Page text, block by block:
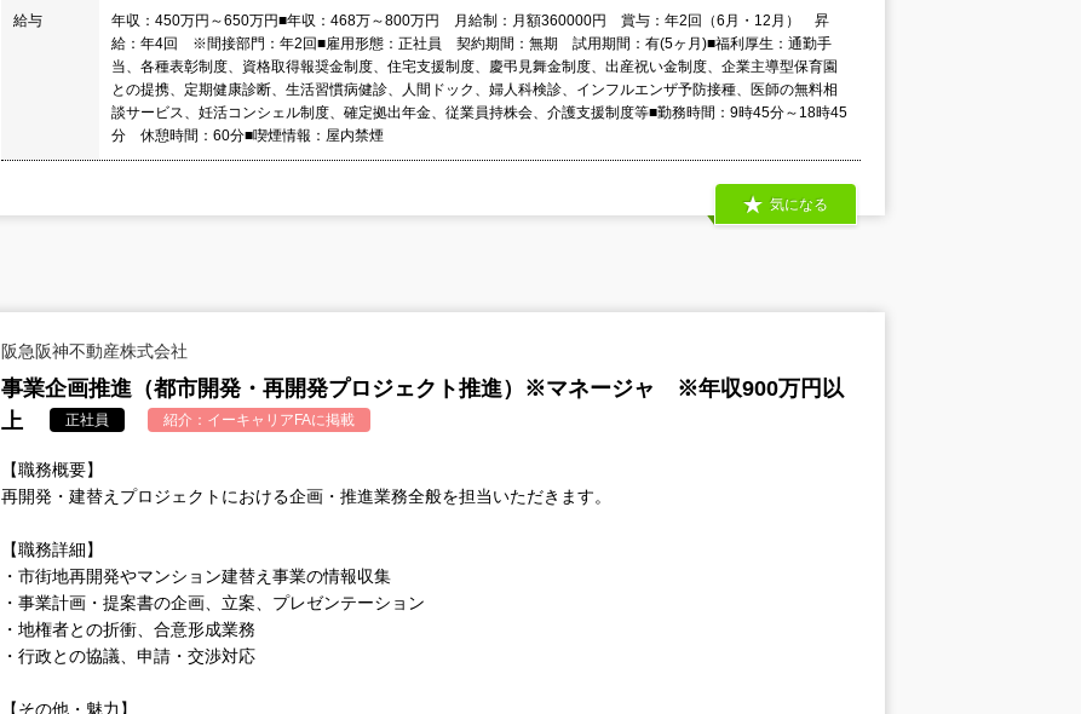
給与
年収：450万円～650万円■年収：468万～800万円 月給制：月額360000円 賞与：年2回（6月・12月） 昇
給：年4回 ※間接部門：年2回■雇用形態：正社員 契約期間：無期 試用期間：有(5ヶ月)■福利厚生：通勤手
当、各種表彰制度、資格取得報奨金制度、住宅支援制度、慶弔見舞金制度、出産祝い金制度、企業主導型保育園
との提携、定期健康診断、生活習慣病健診、人間ドック、婦人科検診、インフルエンザ予防接種、医師の無料相
談サービス、妊活コンシェル制度、確定拠出年金、従業員持株会、介護支援制度等■勤務時間：9時45分～18時45
分 休憩時間：60分■喫煙情報：屋内禁煙
気になる
阪急阪神不動産株式会社
事業企画推進（都市開発・再開発プロジェクト推進）※マネージャ ※年収900万円以
上
正社員 紹介： イーキャリアFAに掲載
【職務概要】
再開発・建替えプロジェクトにおける企画・推進業務全般を担当いただきます。
【職務詳細】
・市街地再開発やマンション建替え事業の情報収集
・事業計画・提案書の企画、立案、プレゼンテーション
・地権者との折衝、合意形成業務
・行政との協議、申請・交渉対応
【その他・魅力】